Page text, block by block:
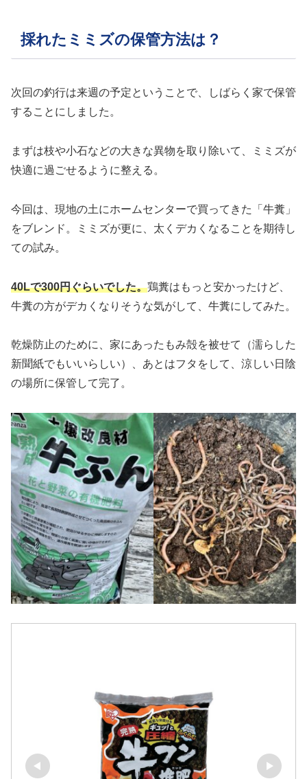
採れたミミズの保管方法は？
次回の釣行は来週の予定ということで、しばらく家で保管
することにしました。
まずは枝や小石などの大きな異物を取り除いて、ミミズが
快適に過ごせるように整える。
今回は、現地の土にホームセンターで買ってきた「牛糞」
をブレンド。ミミズが更に、太くデカくなることを期待し
ての試み。
40Lで300円ぐらいでした。鶏糞はもっと安かったけど、
牛糞の方がデカくなりそうな気がして、牛糞にしてみた。
乾燥防止のために、家にあったもみ殻を被せて（濡らした
新聞紙でもいいらしい）、あとはフタをして、涼しい日陰
の場所に保管して完了。